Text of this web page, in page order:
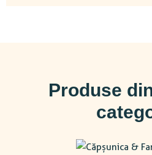
Produse